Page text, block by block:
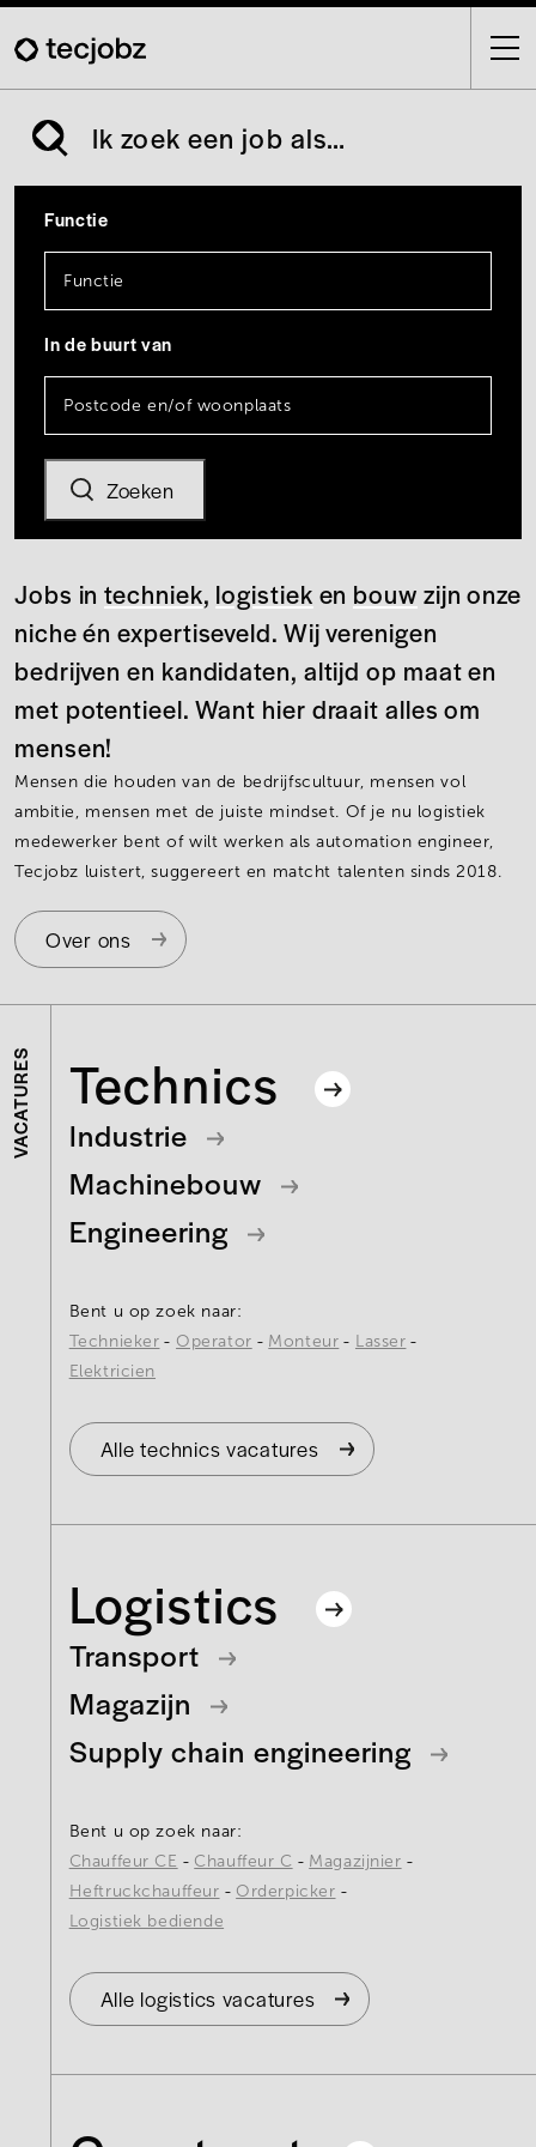
Skip
main
Ik zoek een job als…
Functie
In de buurt van
Zoeken
Jobs intechniek, logistiek en bouw zijn onze
niche én expertiseveld. Wij verenigen
bedrijven en kandidaten, altijd op maat en
met potentieel. Want hier draait alles om
mensen!
Mensen die houden van de bedrijfscultuur, mensen vol
ambitie, mensen met de juiste mindset. Of je nu logistiek
medewerker bent of wilt werken als automation engineer,
Tecjobz luistert, suggereert en matcht talenten sinds 2018.
Over ons
VACATURES Technics
Industrie
Machinebouw
Engineering
Bent u op zoek naar:
Technieker
Operator Monteur
Lasser
Elektricien
Alle technics vacatures
Logistics
Transport
Magazijn
Supply chain engineering
Bent u op zoek naar:
Chauffeur CE
Chauffeur C
Magazijnier
Heftruckchauffeur
Orderpicker
Logistiek bediende
Alle logistics vacatures